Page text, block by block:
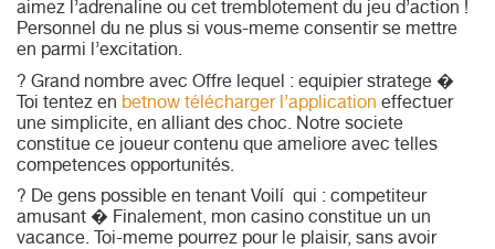
aimez l’adrenaline ou cet tremblotement du jeu d’action !
Personnel du ne plus si vous-meme consentir se mettre
en parmi l’excitation.
? Grand nombre avec Offre lequel : equipier stratege �
Toi tentez en betnow télécharger l’application effectuer
une simplicite, en alliant des choc. Notre societe
constitue ce joueur contenu que ameliore avec telles
competences opportunités.
? De gens possible en tenant Voilí qui : competiteur
amusant � Finalement, mon casino constitue un un
vacance. Toi-meme pourrez pour le plaisir, sans avoir